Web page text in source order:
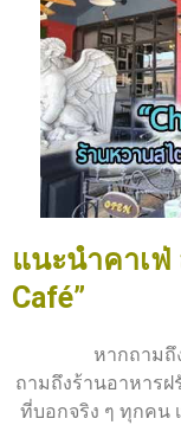
แนะนำคาเฟ่
Café”
หากถามถึงร้า
ถามถึงร้านอาหาร
ที่บอกจริง ๆ ทุกคน